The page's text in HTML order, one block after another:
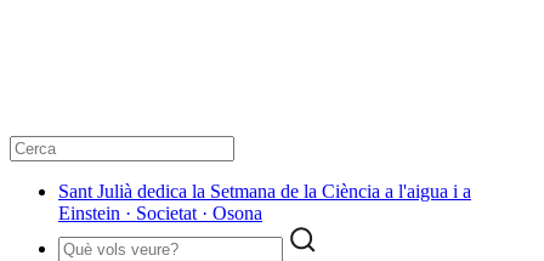
Sant Julià dedica la Setmana de la Ciència a l'aigua i a
Einstein · Societat · Osona